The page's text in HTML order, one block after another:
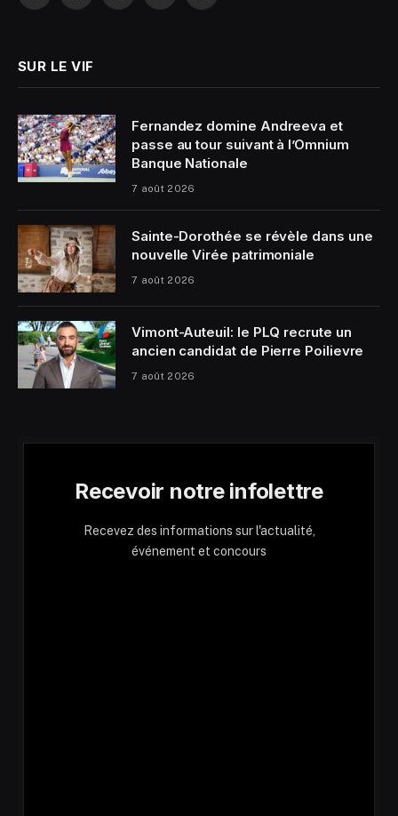
SUR LE VIF
Fernandez domine Andreeva et
passe au tour suivant à l’Omnium
Banque Nationale
7 août 2026
Sainte-Dorothée se révèle dans une
nouvelle Virée patrimoniale
7 août 2026
Vimont-Auteuil: le PLQ recrute un
ancien candidat de Pierre Poilievre
7 août 2026
Recevoir notre infolettre
Recevez des informations sur l'actualité,
événement et concours